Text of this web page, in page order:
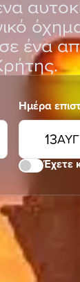
ένα
Ημέρα
13ΑΥΓ
Έχετε